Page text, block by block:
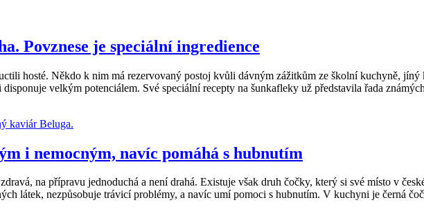
Povznese je speciální ingredience
hosté. Někdo k nim má rezervovaný postoj kvůli dávným zážitkům ze školní kuchyně,
velkým potenciálem. Své speciální recepty na šunkafleky už představila řada
i nemocným, navíc pomáhá s hubnutím
na přípravu jednoduchá a není drahá. Existuje však druh čočky, který si své místo v
látek, nezpůsobuje trávicí problémy, a navíc umí pomoci s hubnutím. V kuchyni je černá